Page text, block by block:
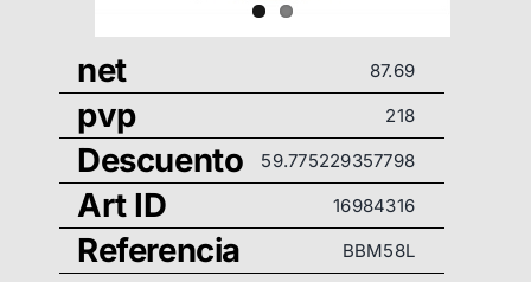
net 87.69
pvp 218
Descuento 59.775229357798
Art ID 16984316
Referencia BBM58L